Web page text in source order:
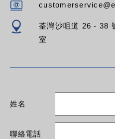
荃灣沙咀道 26 - 38
室
姓名
聯絡電話